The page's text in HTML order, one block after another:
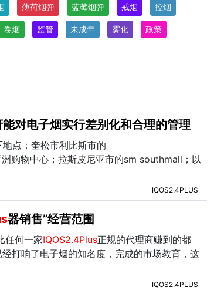
薄荷烟弹 蓝莓烟弹 戒烟 控烟
卷烟 监管 未成年 雾化 政策
对电子烟实行差别化和合理的管理
点：奎松市利比斯市的
购物中心；拉斯皮尼亚市的sm southmall；以
IQOS2.4PLUS
器销售”经营范围
任何一家IQOS2.4Plus正规的代理商赚到的都
打响了电子烟的知名度，完成的市场教育，这
IQOS2.4PLUS